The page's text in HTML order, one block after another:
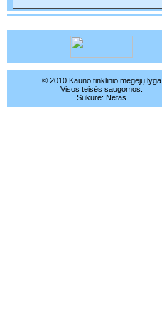
© 2010 Kauno tinklinio mėgėjų lyga
Visos teisės saugomos.
Sukūrė: Netas